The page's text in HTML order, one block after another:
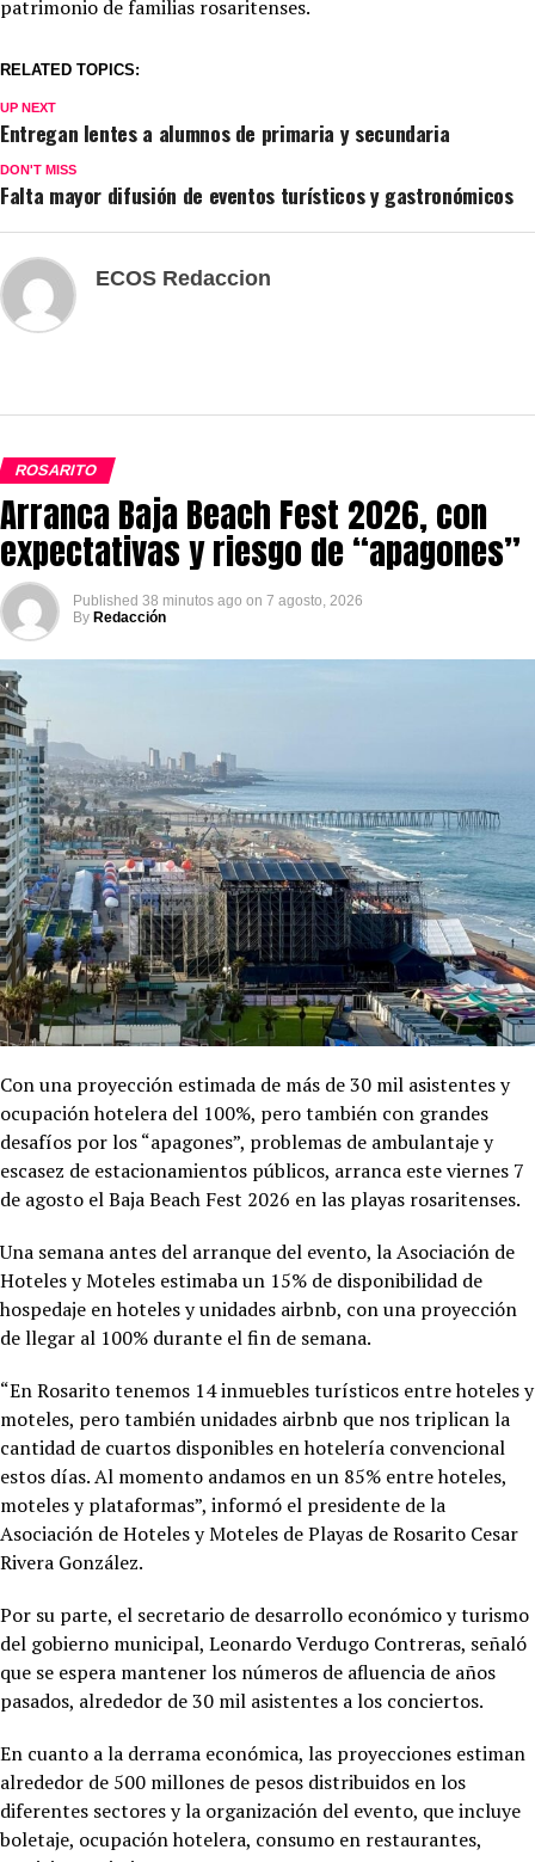
patrimonio de familias rosaritenses.
RELATED TOPICS:
UP NEXT
Entregan lentes a alumnos de primaria y secundaria
DON'T MISS
Falta mayor difusión de eventos turísticos y gastronómicos
ECOS Redaccion
ROSARITO
Arranca Baja Beach Fest 2026, con
expectativas y riesgo de “apagones”
Published 38 minutos ago on 7 agosto, 2026
By Redacción
Con una proyección estimada de más de 30 mil asistentes y
ocupación hotelera del 100%, pero también con grandes
desafíos por los “apagones”, problemas de ambulantaje y
escasez de estacionamientos públicos, arranca este viernes 7
de agosto el Baja Beach Fest 2026 en las playas rosaritenses.
Una semana antes del arranque del evento, la Asociación de
Hoteles y Moteles estimaba un 15% de disponibilidad de
hospedaje en hoteles y unidades airbnb, con una proyección
de llegar al 100% durante el fin de semana.
“En Rosarito tenemos 14 inmuebles turísticos entre hoteles y
moteles, pero también unidades airbnb que nos triplican la
cantidad de cuartos disponibles en hotelería convencional
estos días. Al momento andamos en un 85% entre hoteles,
moteles y plataformas”, informó el presidente de la
Asociación de Hoteles y Moteles de Playas de Rosarito Cesar
Rivera González.
Por su parte, el secretario de desarrollo económico y turismo
del gobierno municipal, Leonardo Verdugo Contreras, señaló
que se espera mantener los números de afluencia de años
pasados, alrededor de 30 mil asistentes a los conciertos.
En cuanto a la derrama económica, las proyecciones estiman
alrededor de 500 millones de pesos distribuidos en los
diferentes sectores y la organización del evento, que incluye
boletaje, ocupación hotelera, consumo en restaurantes,